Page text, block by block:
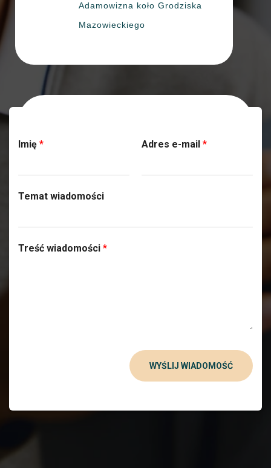
Adamowizna koło Grodziska
Mazowieckiego
Imię * Adres e-mail *
Temat wiadomości
Treść wiadomości *
WYŚLIJ WIADOMOŚĆ